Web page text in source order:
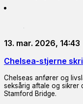
13. mar. 2026, 14:43
Chelsea-stjerne
Chelseas anfører og
seksårig aftale og sikrer
Stamford Bridge.